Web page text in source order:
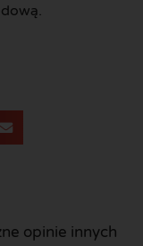
opinie innych